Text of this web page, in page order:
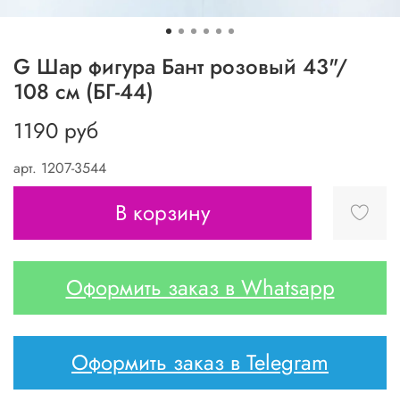
арт. 1207-3544
G Шар фигура Бант розовый 43"/
108 см (БГ-44)
1190 руб
В корзину
Оформить заказ в Whatsapp
Оформить заказ в Telegram